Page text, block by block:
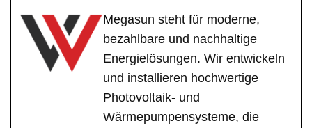
Megasun steht für moderne,
bezahlbare und nachhaltige
Energielösungen. Wir entwickeln
und installieren hochwertige
Photovoltaik- und
Wärmepumpensysteme, die